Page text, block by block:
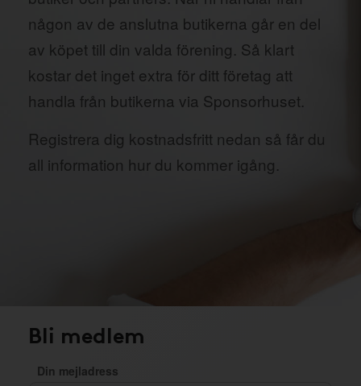
någon av de anslutna butikerna går en del
av köpet till din valda förening. Så klart
kostar det inget extra för ditt företag att
handla från butikerna via Sponsorhuset.
Registrera dig kostnadsfritt nedan så får du
all information hur du kommer igång.
Bli medlem
Din mejladress